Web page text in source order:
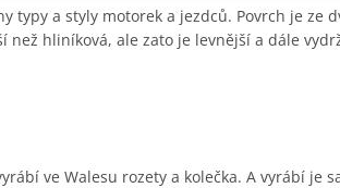
typy a styly motorek a jezdců. Povrch je ze
než hliníková, ale zato je levnější a dále
ve Walesu rozety a kolečka. A vyrábí je